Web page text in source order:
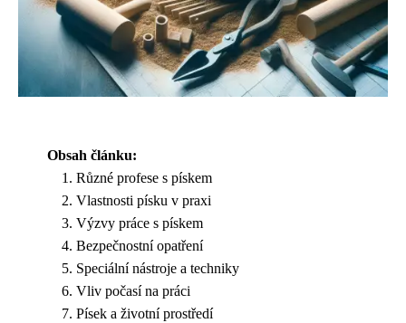
Obsah článku:
Různé profese s pískem
Vlastnosti písku v praxi
Výzvy práce s pískem
Bezpečnostní opatření
Speciální nástroje a techniky
Vliv počasí na práci
Písek a životní prostředí